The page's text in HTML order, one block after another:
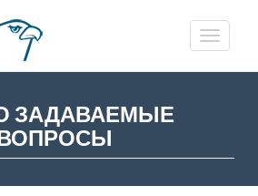
ЗАДАВАЕМЫЕ